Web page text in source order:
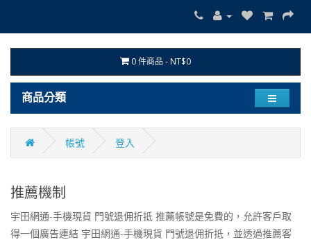
0 件商品 - NT$0
商品分類
帳號 登入
推薦機制
宇田網通-手機現貨 門號退佣折抵 推薦帳號是免費的，允許客戶取
得一個廣告連結 宇田網通-手機現貨 門號退佣折抵，並透過推薦客